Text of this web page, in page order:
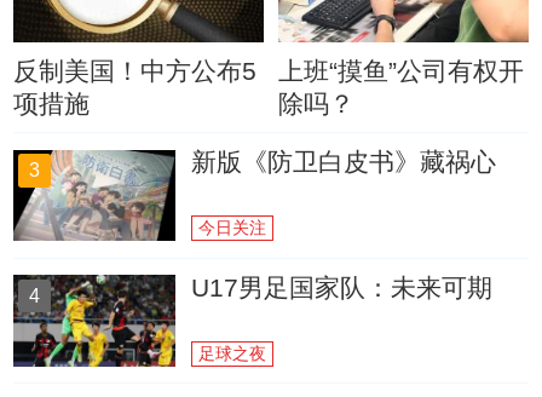
反制美国！中方公布5
项措施
上班“摸鱼”公司有权开
除吗？
3 新版《防卫白皮书》藏祸心
今日关注
4 U17男足国家队：未来可期
足球之夜